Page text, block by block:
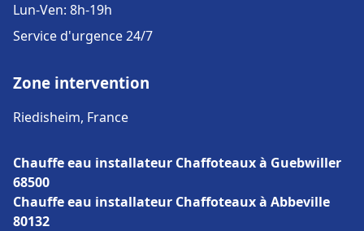
Lun-Ven: 8h-19h
Service d'urgence 24/7
Zone intervention
Riedisheim, France
Chauffe eau installateur Chaffoteaux à Guebwiller
68500
Chauffe eau installateur Chaffoteaux à Abbeville
80132